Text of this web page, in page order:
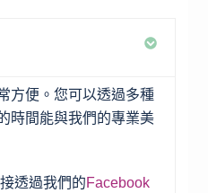
方便。您可以透過多種
時間能與我們的專業美
透過我們的Facebook